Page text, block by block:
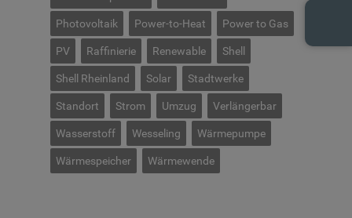
Photovoltaik Power-to-Heat Power to Gas
PV Raffinierie Renewable Shell
Shell Rheinland Solar Stadtwerke
Standort Strom Umzug Verlängerbar
Wasserstoff Wesseling Wärmepumpe
Wärmespeicher Wärmewende